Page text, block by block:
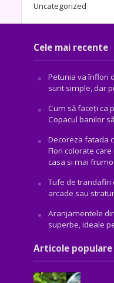
Uncategorized
Cele mai recente
Petunia va înflori
sunt simple, dar
Cum să faceți ca
Copacul banilor
Decoreza fatada
Flori colorate
casa si mai
Tufe de trandafiri
arcade sau
Aranjamentele
superbe, ideale
Articole populare